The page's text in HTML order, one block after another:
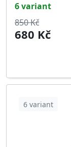
6 variant
850 Kč
680 Kč
6 variant